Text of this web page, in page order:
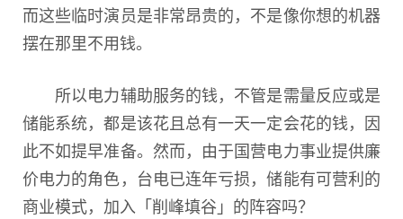
而这些临时演员是非常昂贵的，不是像你想的机器
摆在那里不用钱。
所以电力辅助服务的钱，不管是需量反应或是
储能系统，都是该花且总有一天一定会花的钱，因
此不如提早准备。然而，由于国营电力事业提供廉
价电力的角色，台电已连年亏损，储能有可营利的
商业模式，加入「削峰填谷」的阵容吗？